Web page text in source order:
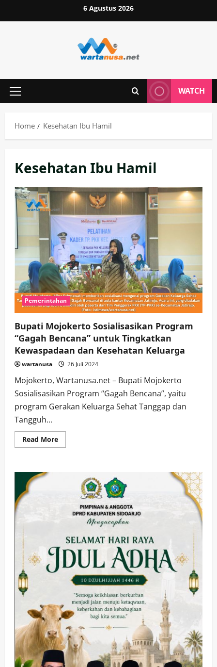
to
6 Agustus 2026
Primary
WATCH
Home Kesehatan Ibu Hamil
Kesehatan Ibu Hamil
Pemerintahan
Bupati Mojokerto Sosialisasikan Program
“Gagah Bencana” untuk Tingkatkan
Kewaspadaan dan Kesehatan Keluarga
wartanusa 26 Juli 2024
Mojokerto, Wartanusa.net – Bupati Mojokerto
Sosialisasikan Program “Gagah Bencana”, yaitu
program Gerakan Keluarga Sehat Tanggap dan
Tangguh...
Read MoreRead
more
Program
“Gagah
Bencana”
Tingkatkan
Kewaspadaan
Kesehatan